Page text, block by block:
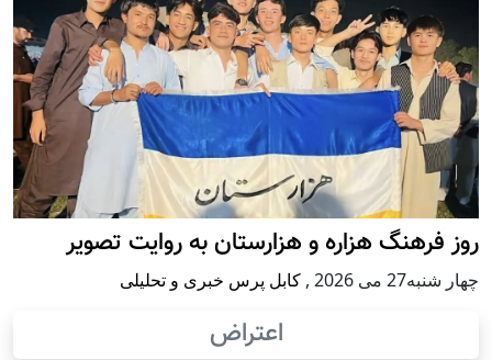
روز فرهنگ هزاره و هزارستان به روایت تصویر
چهار شنبه27 می 2026 , کابل پرس خبری و تحلیلی
اعتراض